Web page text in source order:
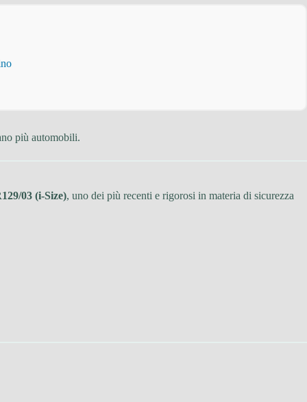
più automobili.
03 (i-Size), uno dei più recenti e rigorosi in materia di sicurezza